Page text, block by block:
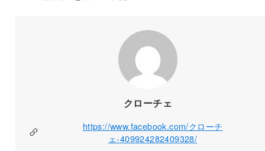
クローチェ
https://www.facebook.com/クローチ
ェ-409924282409328/